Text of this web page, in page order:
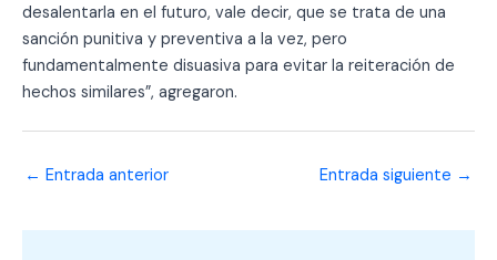
desalentarla en el futuro, vale decir, que se trata de una
sanción punitiva y preventiva a la vez, pero
fundamentalmente disuasiva para evitar la reiteración de
hechos similares”, agregaron.
← Entrada anterior Entrada siguiente →